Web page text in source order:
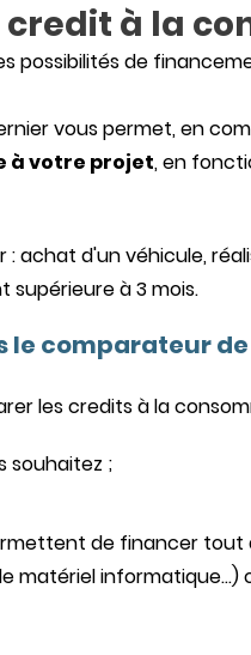
à la
possibilités de
vous permet, en
à votre projet, en
achat d'un véhicule,
à 3 mois.
le comparateur
les credits à la
souhaitez ;
de financer